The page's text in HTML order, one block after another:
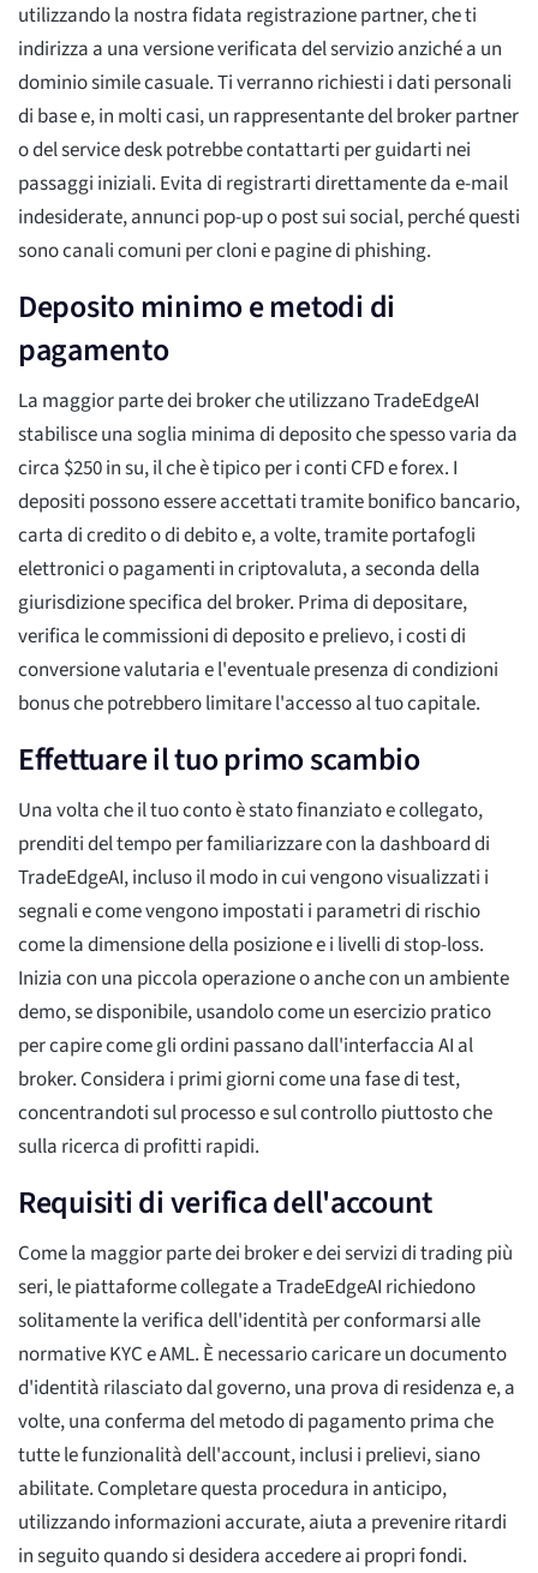
utilizzando la nostra fidata registrazione partner, che ti
indirizza a una versione verificata del servizio anziché a un
dominio simile casuale. Ti verranno richiesti i dati personali
di base e, in molti casi, un rappresentante del broker partner
o del service desk potrebbe contattarti per guidarti nei
passaggi iniziali. Evita di registrarti direttamente da e-mail
indesiderate, annunci pop-up o post sui social, perché questi
sono canali comuni per cloni e pagine di phishing.
Deposito minimo e metodi di
pagamento
La maggior parte dei broker che utilizzano TradeEdgeAI
stabilisce una soglia minima di deposito che spesso varia da
circa $250 in su, il che è tipico per i conti CFD e forex. I
depositi possono essere accettati tramite bonifico bancario,
carta di credito o di debito e, a volte, tramite portafogli
elettronici o pagamenti in criptovaluta, a seconda della
giurisdizione specifica del broker. Prima di depositare,
verifica le commissioni di deposito e prelievo, i costi di
conversione valutaria e l'eventuale presenza di condizioni
bonus che potrebbero limitare l'accesso al tuo capitale.
Effettuare il tuo primo scambio
Una volta che il tuo conto è stato finanziato e collegato,
prenditi del tempo per familiarizzare con la dashboard di
TradeEdgeAI, incluso il modo in cui vengono visualizzati i
segnali e come vengono impostati i parametri di rischio
come la dimensione della posizione e i livelli di stop-loss.
Inizia con una piccola operazione o anche con un ambiente
demo, se disponibile, usandolo come un esercizio pratico
per capire come gli ordini passano dall'interfaccia AI al
broker. Considera i primi giorni come una fase di test,
concentrandoti sul processo e sul controllo piuttosto che
sulla ricerca di profitti rapidi.
Requisiti di verifica dell'account
Come la maggior parte dei broker e dei servizi di trading più
seri, le piattaforme collegate a TradeEdgeAI richiedono
solitamente la verifica dell'identità per conformarsi alle
normative KYC e AML. È necessario caricare un documento
d'identità rilasciato dal governo, una prova di residenza e, a
volte, una conferma del metodo di pagamento prima che
tutte le funzionalità dell'account, inclusi i prelievi, siano
abilitate. Completare questa procedura in anticipo,
utilizzando informazioni accurate, aiuta a prevenire ritardi
in seguito quando si desidera accedere ai propri fondi.